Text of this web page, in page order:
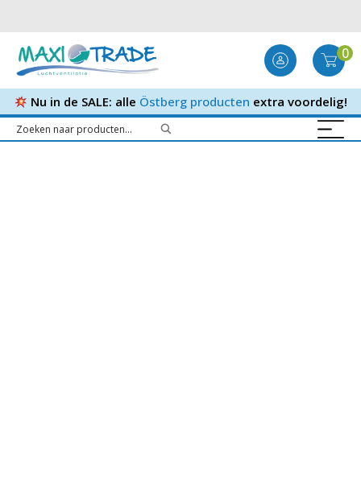
0
Nu in de SALE: alle Östberg producten extra voordelig!